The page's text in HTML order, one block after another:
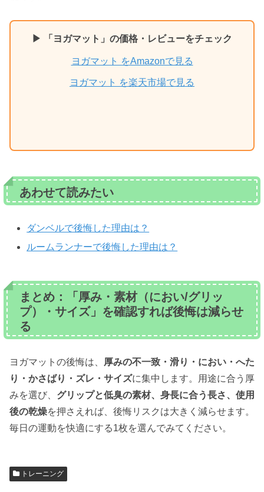
▶ 「ヨガマット」の価格・レビューをチェック
ヨガマット をAmazonで見る
ヨガマット を楽天市場で見る
あわせて読みたい
ダンベルで後悔した理由は？
ルームランナーで後悔した理由は？
まとめ：「厚み・素材（におい/グリッ
プ）・サイズ」を確認すれば後悔は減らせ
る
ヨガマットの後悔は、
厚みの不一致・滑り・におい・へた
り・かさばり・ズレ・サイズに集中します。用途に合う厚
みを選び、 グリップと低臭の素材、身長に合う長さ、使用
後の乾燥を押さえれば、後悔リスクは大きく減らせます。
毎日の運動を快適にする1枚を選んでみてください。
トレーニング